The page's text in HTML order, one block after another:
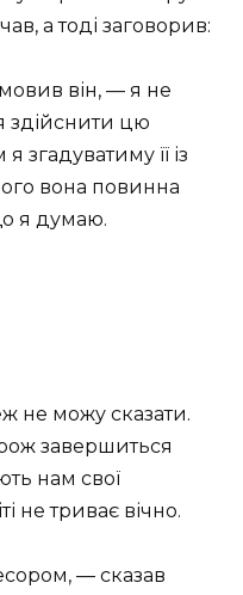
а тоді заговорив:
він, — я не
здійснити цю
згадуватиму її із
вона повинна
я думаю.
не можу сказати.
завершиться
нам свої
не триває вічно.
— сказав